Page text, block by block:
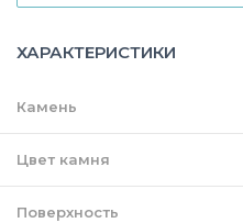
ХАРАКТЕРИСТИКИ
Камень
Цвет камня
Поверхность